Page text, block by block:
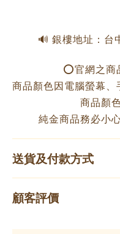
🔊 銀樓地址：台
⭕️官網之商
商品顏色因電腦螢幕、
商品顏
純金商品務必小
送貨及付款方式
顧客評價